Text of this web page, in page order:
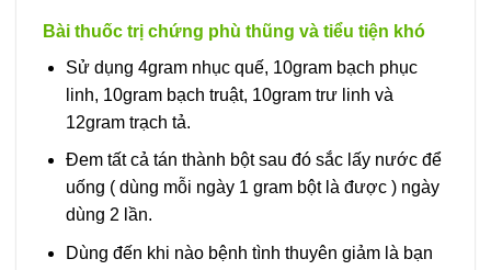
Bài thuốc trị chứng phù thũng và tiểu tiện khó
Sử dụng 4gram nhục quế, 10gram bạch phục
linh, 10gram bạch truật, 10gram trư linh và
12gram trạch tả.
Đem tất cả tán thành bột sau đó sắc lấy nước để
uống ( dùng mỗi ngày 1 gram bột là được ) ngày
dùng 2 lần.
Dùng đến khi nào bệnh tình thuyên giảm là bạn